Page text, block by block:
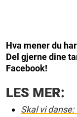
Hva mener du
Del gjerne dine
Facebook!
LES MER:
Skal vi